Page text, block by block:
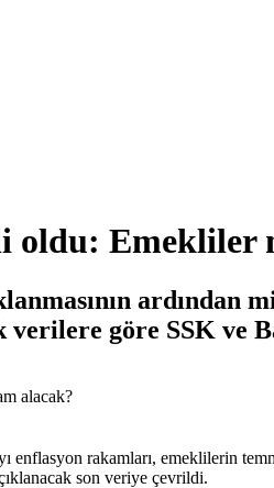
oldu: Emekliler
ardından
verilere göre SSK ve
rakamları, emeklilerin
son veriye çevrildi.